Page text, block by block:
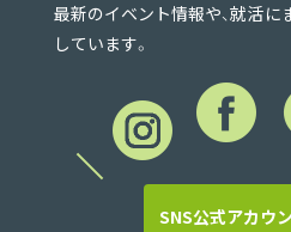
最新のイベント情報や、就活
しています。
SNS公式アカウ